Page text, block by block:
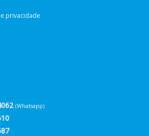
privacidade
(Whatsapp)